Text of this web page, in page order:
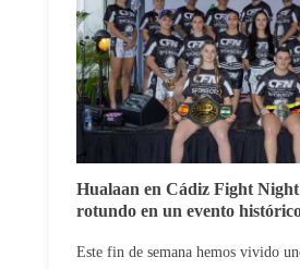
Hualaan en Cádiz Fight
rotundo en un evento
Este fin de semana hemos vivido